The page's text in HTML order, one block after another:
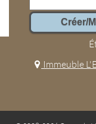
Immeuble